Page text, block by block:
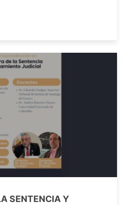
SENTENCIA Y